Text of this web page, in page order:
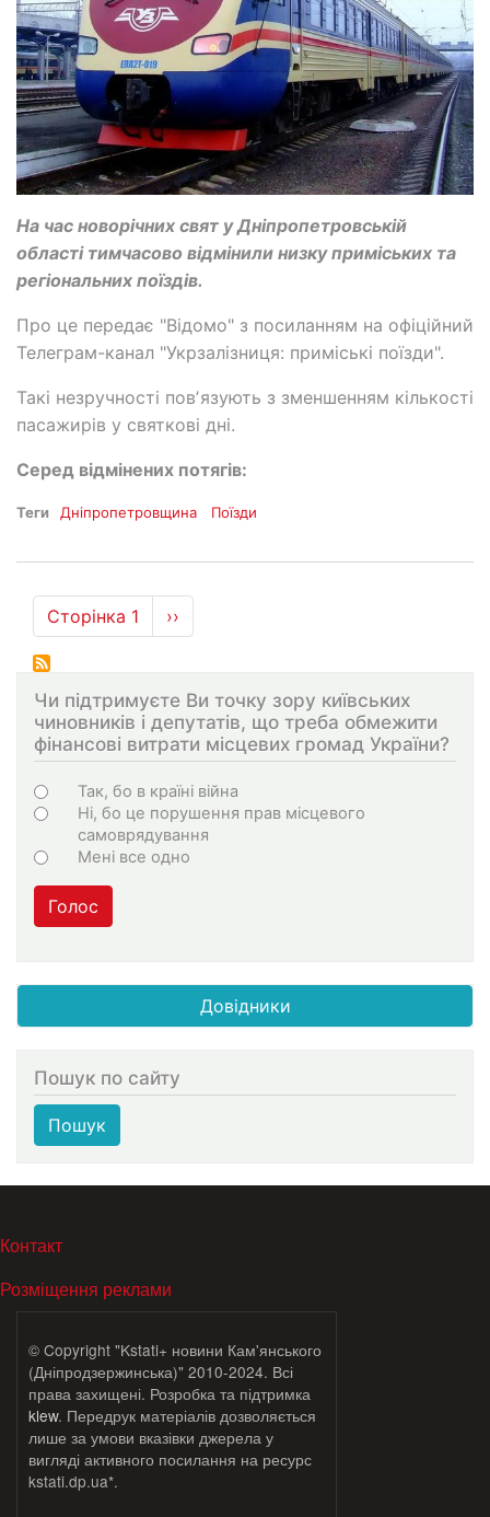
На час новорічних свят у Дніпропетровській
області тимчасово відмінили низку приміських та
регіональних поїздів.
Про це передає "Відомо" з посиланням на офіційний
Телеграм-канал "Укрзалізниця: приміські поїзди".
Такі незручності повʼязують з зменшенням кількості
пасажирів у святкові дні.
Серед відмінених потягів:
Теги Дніпропетровщина Поїзди
Розбивка
на
сторінки
Сторінка 1
Наступна
сторінка
››
Чи підтримуєте Ви точку зору київських
чиновників і депутатів, що треба обмежити
фінансові витрати місцевих громад України?
Варіанти
Так, бо в країні війна
Ні, бо це порушення прав місцевого
самоврядування
Мені все одно
Голос
Довідники
Пошук по сайту
Пошук
МЕНЮ В ПОДВАЛЕ
Контакт
Розміщення реклами
© Copyright "Kstati+ новини Кам'янського
(Дніпродзержинська)" 2010-2024. Всі
права захищені. Розробка та підтримка
klew. Передрук матеріалів дозволяється
лише за умови вказівки джерела у
вигляді активного посилання на ресурс
kstati.dp.ua*.